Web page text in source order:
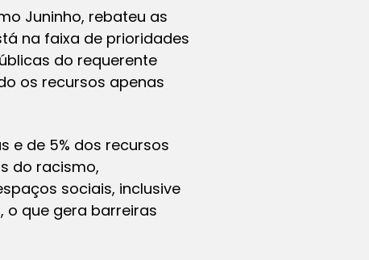
Juninho, rebateu as
na faixa de prioridades
do requerente
os recursos apenas
e de 5% dos recursos
do racismo,
sociais, inclusive
o que gera barreiras